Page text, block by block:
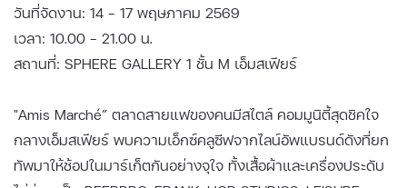
วันที่จัดงาน: 14 - 17 พฤษภาคม 2569
เวลา: 10.00 - 21.00 น.
สถานที่: SPHERE GALLERY 1 ชั้น M เอ็มสเฟียร์
"Amis Marché” ตลาดสายแฟของคนมีสไตล์ คอมมูนิตี้สุดชิคใจ
กลางเอ็มสเฟียร์ พบความเอ็กซ์คลูซีฟจากไลน์อัพแบรนด์ดังที่ยก
ทัพมาให้ช้อปในมาร์เก็ตกันอย่างจุใจ ทั้งเสื้อผ้าและเครื่องประดับ